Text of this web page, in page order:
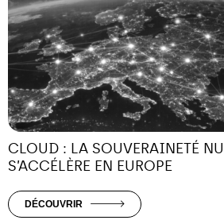
CLOUD : LA SOUVERAINETÉ
S’ACCÉLÈRE EN EUROPE
DÉCOUVRIR